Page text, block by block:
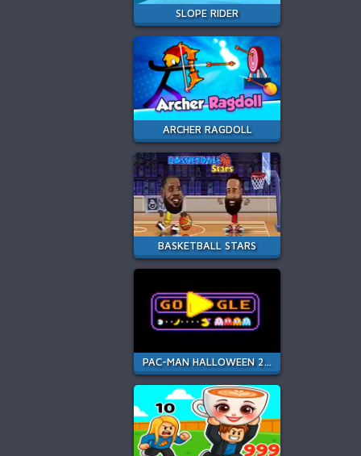
SLOPE RIDER
ARCHER RAGDOLL
BASKETBALL STARS
PAC-MAN HALLOWEEN 2025